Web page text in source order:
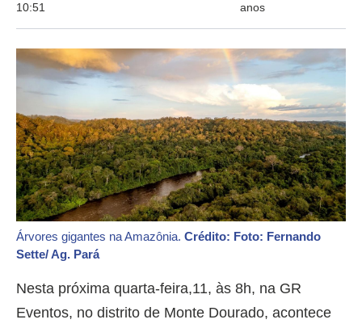
10:51
anos
Árvores gigantes na Amazônia. Crédito: Foto: Fernando
Sette/ Ag. Pará
Nesta próxima quarta-feira,11, às 8h, na GR
Eventos, no distrito de Monte Dourado, acontece